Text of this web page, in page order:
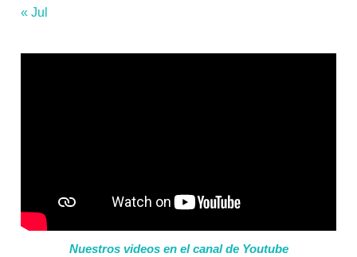
« Jul
Nuestros videos en el canal de Youtube